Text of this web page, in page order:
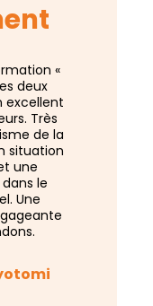
«
deux
excellent
Très
de la
situation
une
le
Une